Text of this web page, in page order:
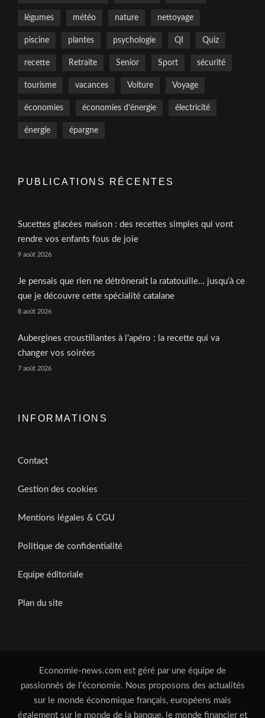
légumes météo nature nettoyage
piscine plantes psychologie QI Quiz
recette Retraite Senior Sport sécurité
tourisme vacances Voiture Voyage
économies économies d'énergie électricité
énergie épargne
PUBLICATIONS RÉCENTES
Sucettes glacées maison : des recettes simples qui vont
rendre vos enfants fous de joie
9 août 2026
Je pensais que rien ne détrônerait la ratatouille… jusqu’à ce
que je découvre cette spécialité catalane
8 août 2026
Aubergines croustillantes à l’apéro : la recette qui va
changer vos soirées
7 août 2026
INFORMATIONS
Contact
Gestion des cookies
Mentions légales & CGU
Politique de confidentialité
Equipe éditoriale
Plan du site
Economie-news.com est géré par une équipe de
passionnés de l’économie. Nous proposons des actualités
sur le monde économique français, européens mais
également sur le monde de la banque, le monde financier et